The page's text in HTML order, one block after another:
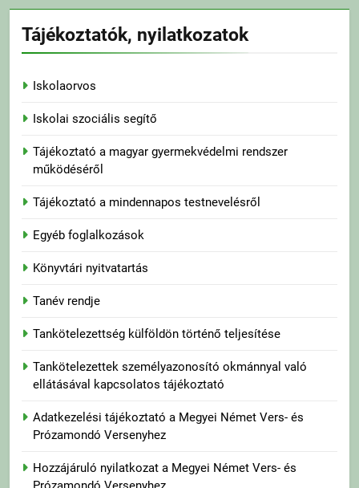
Tájékoztatók, nyilatkozatok
Iskolaorvos
Iskolai szociális segítő
Tájékoztató a magyar gyermekvédelmi rendszer
működéséről
Tájékoztató a mindennapos testnevelésről
Egyéb foglalkozások
Könyvtári nyitvatartás
Tanév rendje
Tankötelezettség külföldön történő teljesítése
Tankötelezettek személyazonosító okmánnyal való
ellátásával kapcsolatos tájékoztató
Adatkezelési tájékoztató a Megyei Német Vers- és
Prózamondó Versenyhez
Hozzájáruló nyilatkozat a Megyei Német Vers- és